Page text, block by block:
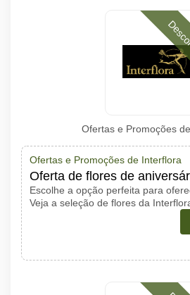
Ofertas e Promoções
Ofertas e Promoções de Interflora
Oferta de flores de
Escolhe a opção perfeita para
Veja a seleção de flores da